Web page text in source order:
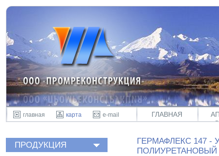
главная карта e-mail ГЛАВНАЯ
ПРОДУКЦИЯ
ГЕРМАФЛЕКС 147
ПОЛИУРЕТАНОВЫЙ